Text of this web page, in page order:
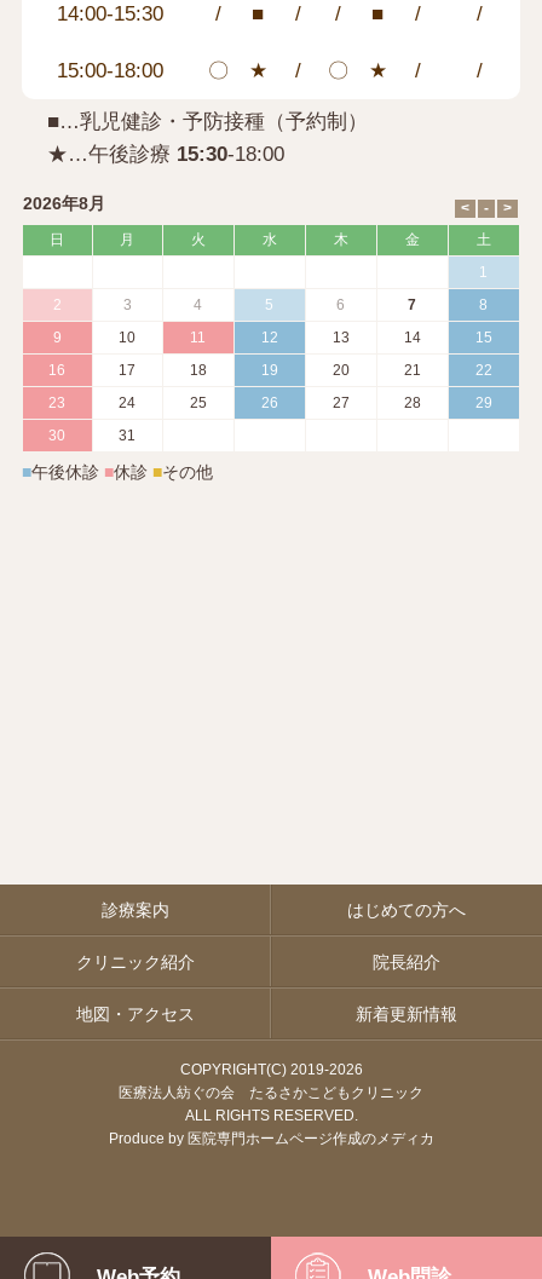
14:00-15:30 / ■ / / ■ / /
15:00-18:00 〇 ★ / 〇 ★ / /
■…乳児健診・予防接種（予約制）
★…午後診療 15:30-18:00
2026年8月
日 月 火 水 木 金
土
1
2
3 4 5 6 7
8
9
10 11 12 13 14
15
16
17 18 19 20 21
22
23
24 25 26 27 28
29
30
31
■午後休診 ■休診 ■その他
診療案内 はじめての方へ
クリニック紹介 院長紹介
地図・アクセス 新着更新情報
COPYRIGHT(C) 2019-2026
医療法人紡ぐの会 たるさかこどもクリニック
ALL RIGHTS RESERVED.
Produce by 医院専門ホームページ作成のメディカ